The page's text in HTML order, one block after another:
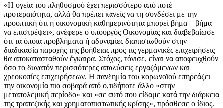
«Η υγεία του πληθυσμού έχει περισσότερο από ποτέ
προτεραιότητα, αλλά θα πρέπει κανείς να τη συνδέσει με την
προοπτική ότι η οικονομική καθημερινότητα μπορεί βήμα – βήμα
να επιστρέψει», ανέφερε ο υπουργός Οικονομίας και διαβεβαίωσε
ότι τα όποια προβλήματα ή αδυναμίες διαπιστωθούν στην
διαδικασία παροχής της βοήθειας προς τις γερμανικές επιχειρήσεις
θα αποκατασταθούν έγκαιρα. Στόχος, τόνισε, είναι να αποφευχθούν
όσο το δυνατόν περισσότερες απολύσεις εργαζόμενων και
χρεοκοπίες επιχειρήσεων. Η πανδημία του κορωνοϊού επηρεάζει
την οικονομία πιο σοβαρά από ο,τιδήποτε άλλο «στην
μεταπολεμική περίοδο» και «σε αυτό που είδαμε κατά την διάρκεια
της τραπεζικής και χρηματοπιστωτικής κρίσης», πρόσθεσε ο ίδιος.